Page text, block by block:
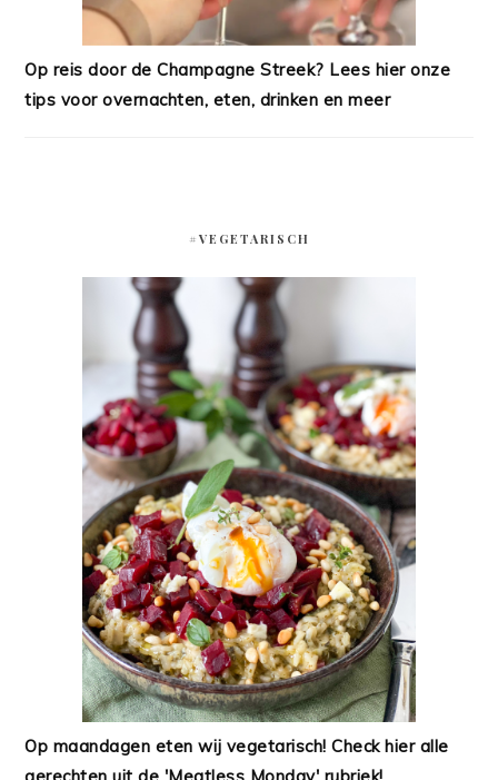
Op reis door de Champagne Streek? Lees hier onze
tips voor overnachten, eten, drinken en meer
#VEGETARISCH
Op maandagen eten wij vegetarisch! Check hier alle